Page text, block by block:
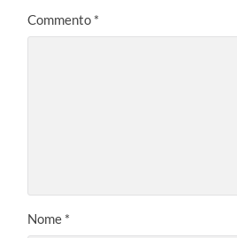
Commento *
Nome *